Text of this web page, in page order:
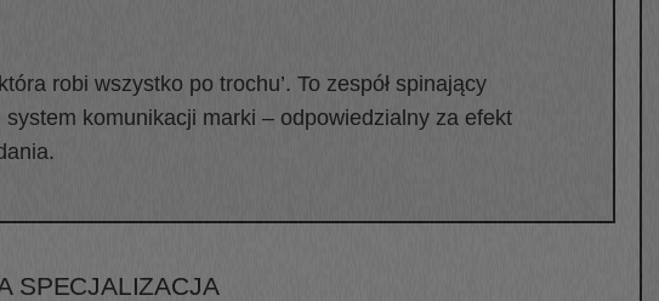
robi wszystko po trochu’. To zespół spinający
komunikacji marki – odpowiedzialny za efekt
SPECJALIZACJA